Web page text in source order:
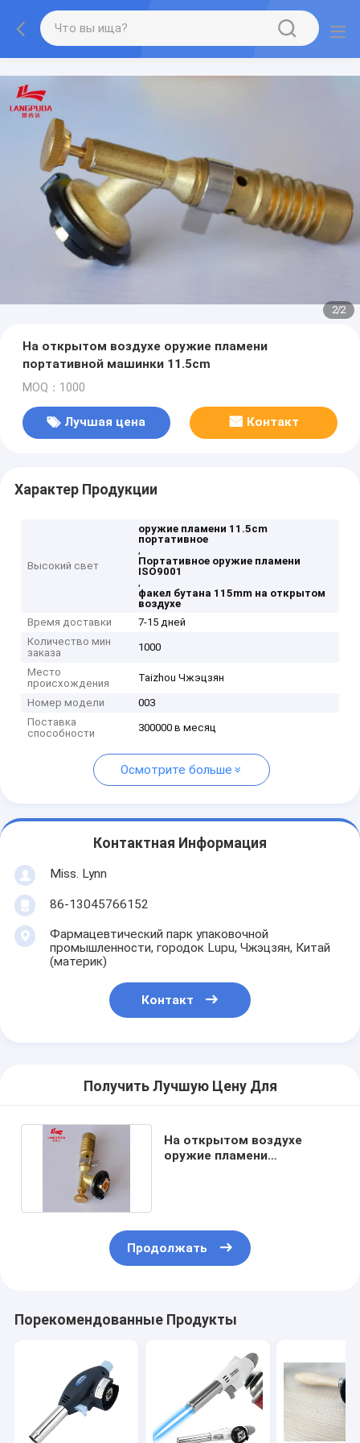
2/2
На открытом воздухе оружие пламени
портативной машинки 11.5cm
MOQ：1000
Лучшая цена Контакт
Характер Продукции
Высокий свет
оружие пламени 11.5cm
портативное
,
Портативное оружие пламени
ISO9001
,
факел бутана 115mm на открытом
воздухе
Время доставки
7-15 дней
Количество мин
заказа
1000
Место
происхождения
Taizhou Чжэцзян
Номер модели
003
Поставка
способности
300000 в месяц
Осмотрите больше
Контактная Информация
Miss. Lynn
86-13045766152
Фармацевтический парк упаковочной
промышленности, городок Lupu, Чжэцзян, Китай
(материк)
Контакт
Получить Лучшую Цену Для
На открытом воздухе
оружие пламени
Продолжать
Порекомендованные Продукты